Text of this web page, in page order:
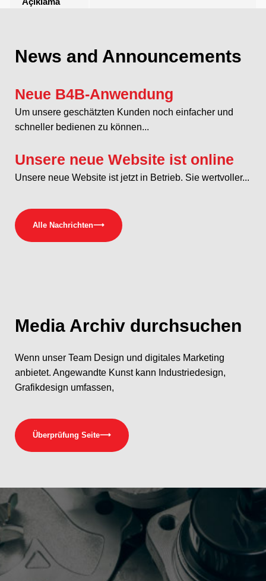
News and Announcements
Neue B4B-Anwendung
Um unsere geschätzten Kunden noch einfacher und
schneller bedienen zu können...
Unsere neue Website ist online
Unsere neue Website ist jetzt in Betrieb. Sie wertvoller...
Alle Nachrichten⟶
Media Archiv durchsuchen
Wenn unser Team Design und digitales Marketing
anbietet. Angewandte Kunst kann Industriedesign,
Grafikdesign umfassen,
Überprüfung Seite⟶